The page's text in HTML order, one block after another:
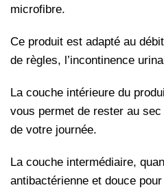
microfibre.
Ce produit est adapté au
de règles, l’incontinence
La couche intérieure du
vous permet de rester au
de votre journée.
La couche intermédiaire,
antibactérienne et douce